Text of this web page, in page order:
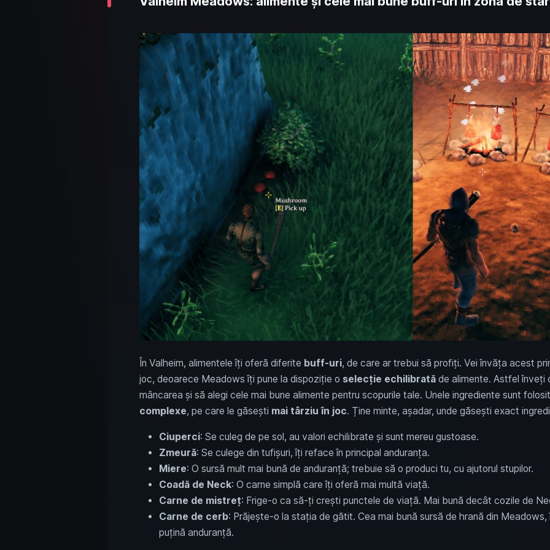
În Valheim, alimentele îți oferă diferite buff-uri, de care ar trebui să profiți. Vei învăța acest
joc, deoarece Meadows îți pune la dispoziție o selecție echilibratăde alimente. Astfel înveți
mâncarea și să alegi cele mai bune alimente pentru scopurile tale. Unele ingrediente sunt
complexe, pe care le găsești mai târziu în joc. Ține minte, așadar, unde găsești exact
Ciuperci: Se culeg de pe sol, au valori echilibrate și sunt mereu gustoase.
Zmeură: Se culege din tufișuri, îți reface în principal anduranța.
Miere: O sursă mult mai bună de anduranță; trebuie să o produci tu, cu ajutorul stupilor.
Coadă de Neck: O carne simplă care îți oferă mai multă viață.
Carne de mistreț: Frige-o ca să-ți crești punctele de viață. Mai bună decât cozile de
Carne de cerb: Prăjește-o la stația de gătit. Cea mai bună sursă de hrană din
puțină anduranță.